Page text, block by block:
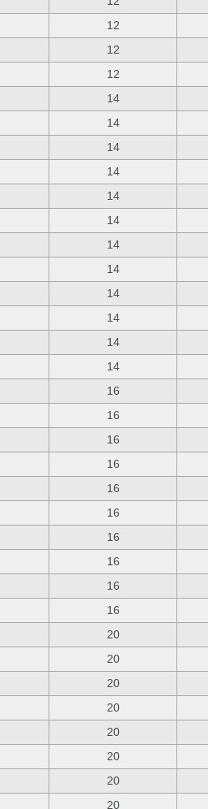
12
12
12
14
14
14
14
14
14
14
14
14
14
14
14
16
16
16
16
16
16
16
16
16
16
20
20
20
20
20
20
20
20